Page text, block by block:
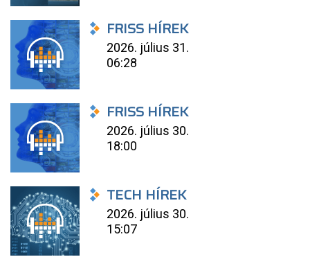
FRISS HÍREK
2026. július 31.
06:28
FRISS HÍREK
2026. július 30.
18:00
TECH HÍREK
2026. július 30.
15:07